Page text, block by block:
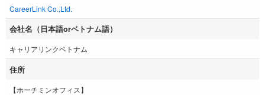
CareerLink Co.,Ltd.
会社名（日本語orベトナム語）
キャリアリンクベトナム
住所
【ホーチミンオフィス】